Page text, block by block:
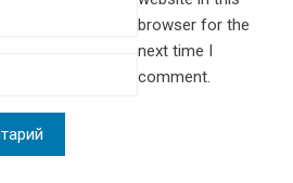
browser for the
next time I
comment.